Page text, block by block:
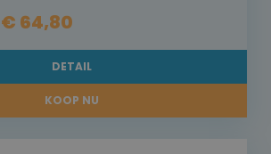
€ 64,80
DETAIL
KOOP NU